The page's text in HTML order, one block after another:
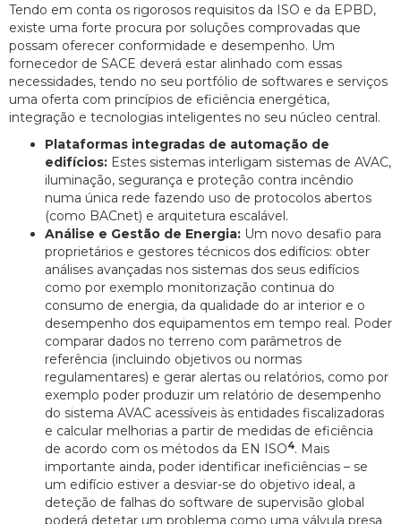
Tendo em conta os rigorosos requisitos da ISO e da EPBD,
existe uma forte procura por soluções comprovadas que
possam oferecer conformidade e desempenho. Um
fornecedor de SACE deverá estar alinhado com essas
necessidades, tendo no seu portfólio de softwares e serviços
uma oferta com princípios de eficiência energética,
integração e tecnologias inteligentes no seu núcleo central.
Plataformas integradas de automação de
edifícios: Estes sistemas interligam sistemas de AVAC,
iluminação, segurança e proteção contra incêndio
numa única rede fazendo uso de protocolos abertos
(como BACnet) e arquitetura escalável.
Análise e Gestão de Energia: Um novo desafio para
proprietários e gestores técnicos dos edifícios: obter
análises avançadas nos sistemas dos seus edifícios
como por exemplo monitorização continua do
consumo de energia, da qualidade do ar interior e o
desempenho dos equipamentos em tempo real. Poder
comparar dados no terreno com parâmetros de
referência (incluindo objetivos ou normas
regulamentares) e gerar alertas ou relatórios, como por
exemplo poder produzir um relatório de desempenho
do sistema AVAC acessíveis às entidades fiscalizadoras
e calcular melhorias a partir de medidas de eficiência
de acordo com os métodos da EN ISO4. Mais
importante ainda, poder identificar ineficiências – se
um edifício estiver a desviar-se do objetivo ideal, a
deteção de falhas do software de supervisão global
poderá detetar um problema como uma válvula presa